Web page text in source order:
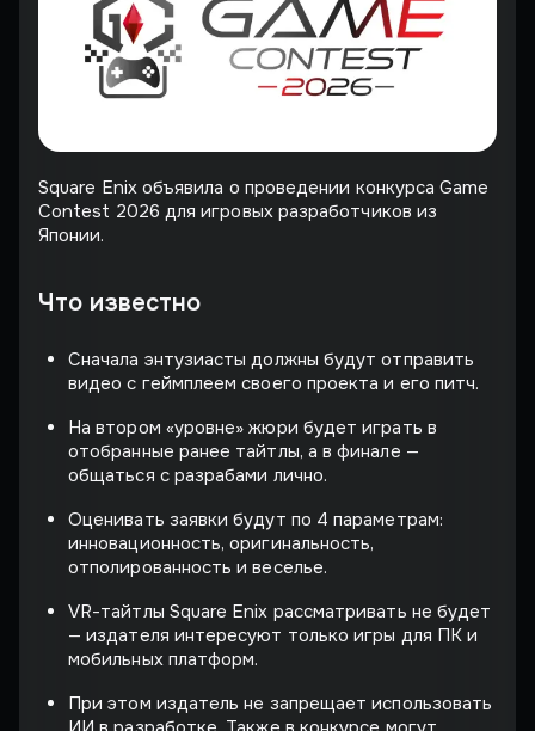
Square Enix объявила о проведении конкурса Game
Contest 2026 для игровых разработчиков из
Японии.
Что известно
Сначала энтузиасты должны будут отправить
видео с геймплеем своего проекта и его питч.
На втором «уровне» жюри будет играть в
отобранные ранее тайтлы, а в финале —
общаться с разрабами лично.
Оценивать заявки будут по 4 параметрам:
инновационность, оригинальность,
отполированность и веселье.
VR-тайтлы Square Enix рассматривать не будет
— издателя интересуют только игры для ПК и
мобильных платформ.
При этом издатель не запрещает использовать